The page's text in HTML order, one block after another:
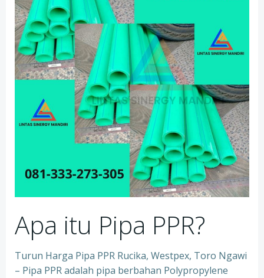
Apa itu Pipa PPR?
Turun Harga Pipa PPR Rucika, Westpex, Toro Ngawi
– Pipa PPR adalah pipa berbahan Polypropylene